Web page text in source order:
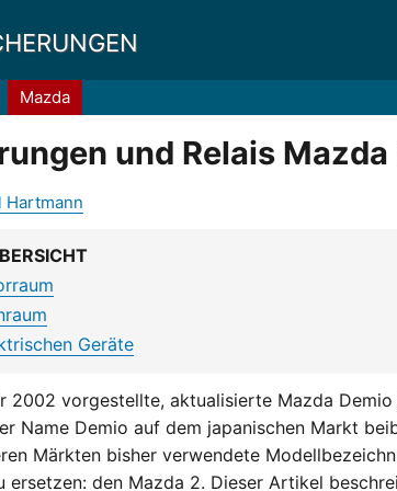
Mazda
und Relais
Hartmann
Geräte
2002 vorgestellte, aktualisierte Mazda
Name Demio auf dem japanischen Markt
Märkten bisher verwendete
ersetzen: den Mazda 2. Dieser Artikel